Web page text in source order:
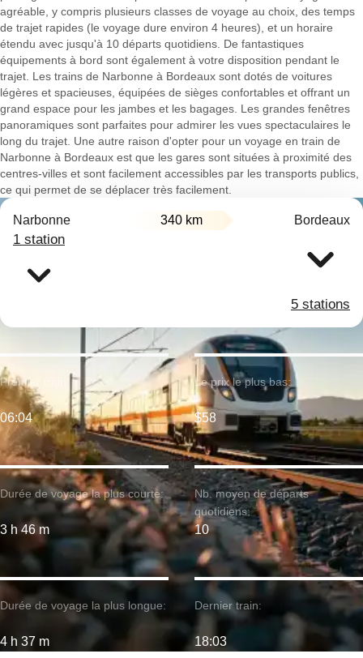
agréable, y compris plusieurs classes de voyage au choix, des temps
de trajet rapides (le voyage dure environ 4 heures), et un horaire
étendu avec jusqu'à 10 départs quotidiens. De fantastiques
équipements à bord sont également à votre disposition pendant le
trajet. Les trains de Narbonne à Bordeaux sont dotés de voitures
légères et spacieuses, équipées de sièges confortables et offrant un
grand espace pour les jambes et les bagages. Les grandes fenêtres
panoramiques sont parfaites pour admirer les vues spectaculaires le
long du trajet. Une autre raison d'opter pour un voyage en train de
Narbonne à Bordeaux est que les gares sont situées à proximité des
centres-villes et sont facilement accessibles par les transports publics,
ce qui permet de se déplacer très facilement.
Narbonne 340 km Bordeaux
1 station
5 stations
Durée de voyage la plus courte:
3 h 46 m
Premier train:
06:04
Durée de voyage la plus longue:
4 h 37 m
Le prix le plus bas:
$58
Nb. moyen de départs
quotidiens:
10
Dernier train:
18:03